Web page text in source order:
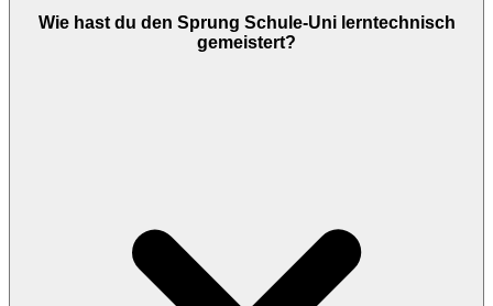
Wie hast du den Sprung Schule-Uni lerntechnisch
gemeistert?